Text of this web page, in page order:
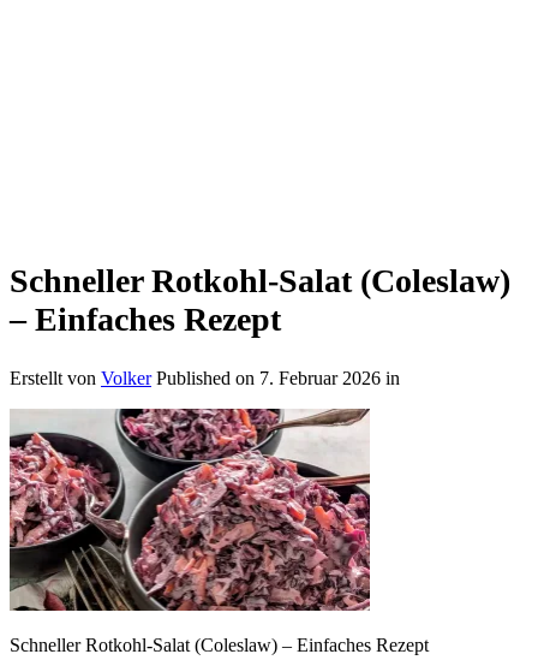
Schneller Rotkohl-Salat (Coleslaw)
– Einfaches Rezept
Erstellt von Volker Published on 7. Februar 2026 in
Schneller Rotkohl-Salat (Coleslaw) – Einfaches Rezept